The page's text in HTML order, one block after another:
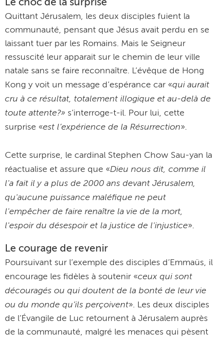
Le choc de la surprise
Quittant Jérusalem, les deux disciples fuient la
communauté, pensant que Jésus avait perdu en se
laissant tuer par les Romains. Mais le Seigneur
ressuscité leur apparait sur le chemin de leur ville
natale sans se faire reconnaître. L’évêque de Hong
Kong y voit un message d’espérance car «qui aurait
cru à ce résultat, totalement illogique et au-delà de
toute attente?» s’interroge-t-il. Pour lui, cette
surprise «est l’expérience de la Résurrection».
Cette surprise, le cardinal Stephen Chow Sau-yan la
réactualise et assure que «Dieu nous dit, comme il
l'a fait il y a plus de 2000 ans devant Jérusalem,
qu'aucune puissance maléfique ne peut
l'empêcher de faire renaître la vie de la mort,
l'espoir du désespoir et la justice de l'injustice».
Le courage de revenir
Poursuivant sur l’exemple des disciples d’Emmaüs, il
encourage les fidèles à soutenir «ceux qui sont
découragés ou qui doutent de la bonté de leur vie
ou du monde qu’ils perçoivent». Les deux disciples
de l’Évangile de Luc retournent à Jérusalem auprès
de la communauté, malgré les menaces qui pèsent